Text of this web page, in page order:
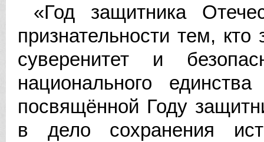
«Год защитника
признательности тем,
суверенитет и
национального
посвящённой Году
в дело сохранения